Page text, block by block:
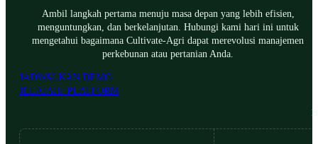
Ambil langkah pertama menuju masa depan yang lebih efisien,
menguntungkan, dan berkelanjutan. Hubungi kami hari ini untuk
mengetahui bagaimana Cultivate-Agri dapat merevolusi manajemen
perkebunan atau pertanian Anda.
JADWALKAN DEMO
JELAJAHI PLATFORM